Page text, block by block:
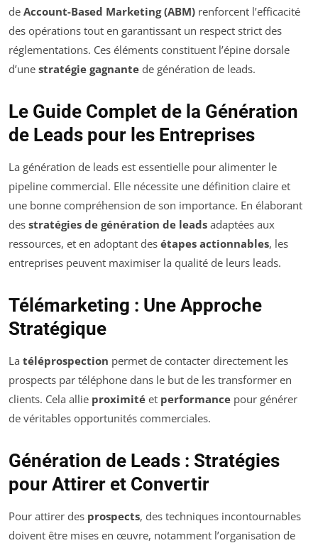
de Account-Based Marketing (ABM) renforcent l’efficacité
des opérations tout en garantissant un respect strict des
réglementations. Ces éléments constituent l’épine dorsale
d’une stratégie gagnante de génération de leads.
Le Guide Complet de la Génération
de Leads pour les Entreprises
La génération de leads est essentielle pour alimenter le
pipeline commercial. Elle nécessite une définition claire et
une bonne compréhension de son importance. En élaborant
des stratégies de génération de leads adaptées aux
ressources, et en adoptant des étapes actionnables, les
entreprises peuvent maximiser la qualité de leurs leads.
Télémarketing : Une Approche
Stratégique
La téléprospection permet de contacter directement les
prospects par téléphone dans le but de les transformer en
clients. Cela allie proximité et performance pour générer
de véritables opportunités commerciales.
Génération de Leads : Stratégies
pour Attirer et Convertir
Pour attirer des prospects, des techniques incontournables
doivent être mises en œuvre, notamment l’organisation de